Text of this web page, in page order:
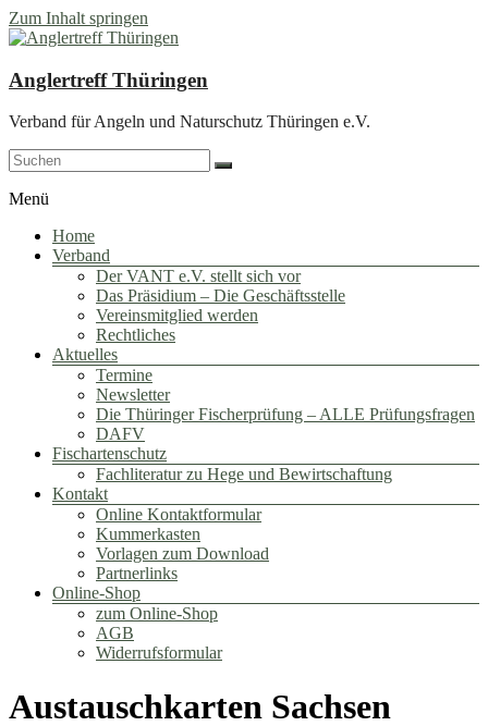
Zum Inhalt springen
Anglertreff Thüringen
Verband für Angeln und Naturschutz Thüringen e.V.
Menü
Home
Verband
Der VANT e.V. stellt sich vor
Das Präsidium – Die Geschäftsstelle
Vereinsmitglied werden
Rechtliches
Aktuelles
Termine
Newsletter
Die Thüringer Fischerprüfung – ALLE Prüfungsfragen
DAFV
Fischartenschutz
Fachliteratur zu Hege und Bewirtschaftung
Kontakt
Online Kontaktformular
Kummerkasten
Vorlagen zum Download
Partnerlinks
Online-Shop
zum Online-Shop
AGB
Widerrufsformular
Austauschkarten Sachsen